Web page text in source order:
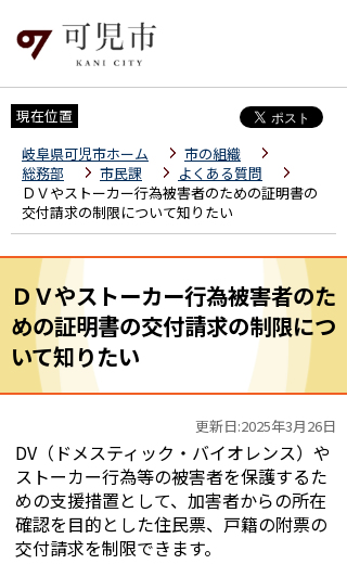
現在位置
岐阜県可児市ホーム
市の組織
総務部
市民課
よくある質問
ＤＶやストーカー行為被害者のための証明書の
交付請求の制限について知りたい
ＤＶやストーカー行為被害者のた
めの証明書の交付請求の制限につ
いて知りたい
更新日:2025年3月26日
DV （ドメスティック・バイオレンス）や
ストーカー行為等の被害者を保護するた
めの支援措置として、加害者からの所在
確認を目的とした住民票、戸籍の附票の
交付請求を制限できます。